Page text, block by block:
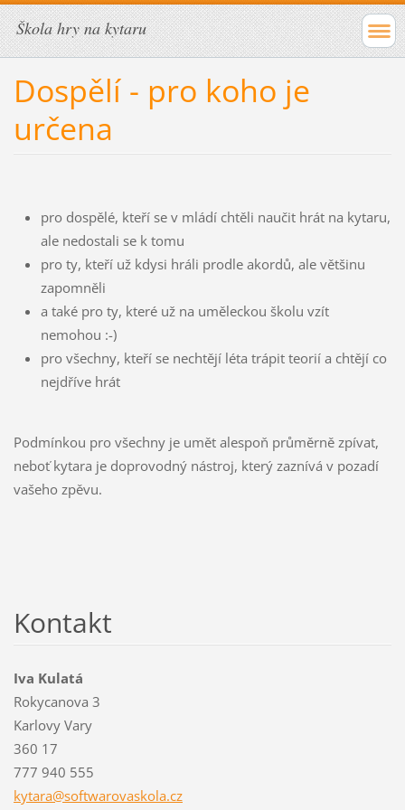
Škola hry na kytaru
Dospělí - pro koho je
určena
pro dospělé, kteří se v mládí chtěli naučit hrát na kytaru,
ale nedostali se k tomu
pro ty, kteří už kdysi hráli prodle akordů, ale většinu
zapomněli
a také pro ty, které už na uměleckou školu vzít
nemohou :-)
pro všechny, kteří se nechtějí léta trápit teorií a chtějí co
nejdříve hrát
Podmínkou pro všechny je umět alespoň průměrně zpívat,
neboť kytara je doprovodný nástroj, který zaznívá v pozadí
vašeho zpěvu.
Kontakt
Iva Kulatá
Rokycanova 3
Karlovy Vary
360 17
777 940 555
kytara@softwarovaskola.cz